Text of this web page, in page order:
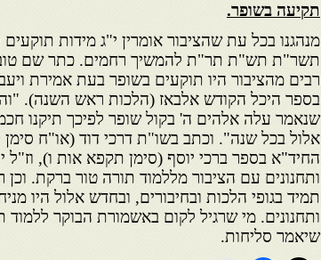
תקיעה בשופר.
מנהגנו בכל עת שהציבור אומרין י"ג מידות
תשר"ת תש"ת תר"ת להמשיך רחמים. כתר שם
רבים מהציבור היו תוקעים בשופר בעת אמירת
בספר היכל הקודש אלבאז (הלכות ראש השנה).
שנאמר עלה אלהים ה' בקול שופר לפיכך תיקנו
אלול בכל שנה". וכתב בשו"ת דרכי דוד (או"ח סימן
החיד"א בספר ברכי יוסף (סימן תקפא אות ו), וז"ל
ותחנונים עם הציבור מללמוד תורה טור ברקת.
תמיד בגופי הלכות ובחיבורים, ובחדש אלול היו
ותחנונים. מי שרגיל לקום באשמורת הבוקר ללמוד
שיאמר סליחות.